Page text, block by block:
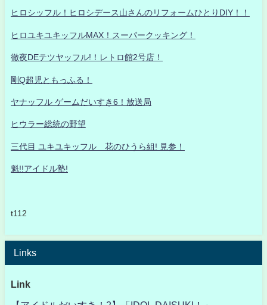
ヒロシッフル！ヒロシデース山さんのリフォームひとりDIY！！
ヒロユキユキッフルMAX！スーパークッキング！
徹夜DEテツヤッフル!！レトロ館2号店！
剛Q超児ともっふる！
ヤナッフル ゲームだいすき6！放送局
ヒウラー総統の野望
三代目 ユキユキッフル 花のひうら組! 見参！
魁!!アイドル塾!
t112
Links
Link